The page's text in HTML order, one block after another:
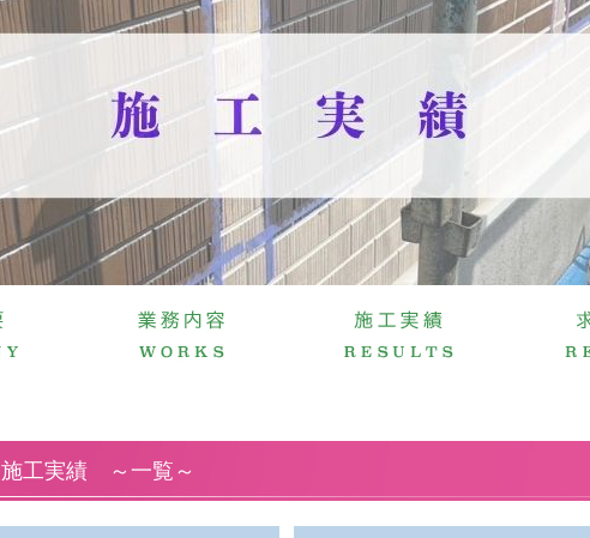
施工実績 ～一覧～